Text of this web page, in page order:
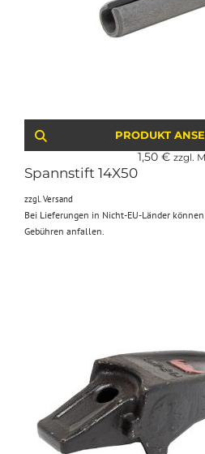
PRODUKT
Spannstift 14X50
1,50 € zzgl.
zzgl.Versand
Bei Lieferungen in Nicht-EU-Länder
Gebühren anfallen.